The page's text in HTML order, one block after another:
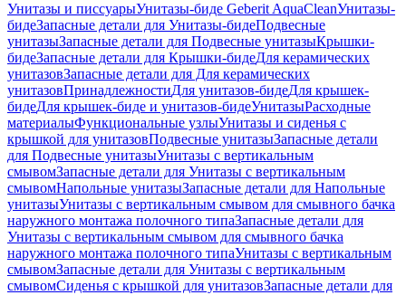
Унитазы и писсуарыУнитазы-биде Geberit AquaCleanУнитазы-
бидеЗапасные детали для Унитазы-бидеПодвесные
унитазыЗапасные детали для Подвесные унитазыКрышки-
бидеЗапасные детали для Крышки-бидеДля керамических
унитазовЗапасные детали для Для керамических
унитазовПринадлежностиДля унитазов-бидеДля крышек-
бидеДля крышек-биде и унитазов-бидеУнитазыРасходные
материалыФункциональные узлыУнитазы и сиденья с
крышкой для унитазовПодвесные унитазыЗапасные детали
для Подвесные унитазыУнитазы с вертикальным
смывомЗапасные детали для Унитазы с вертикальным
смывомНапольные унитазыЗапасные детали для Напольные
унитазыУнитазы с вертикальным смывом для смывного бачка
наружного монтажа полочного типаЗапасные детали для
Унитазы с вертикальным смывом для смывного бачка
наружного монтажа полочного типаУнитазы с вертикальным
смывомЗапасные детали для Унитазы с вертикальным
смывомСиденья с крышкой для унитазовЗапасные детали для